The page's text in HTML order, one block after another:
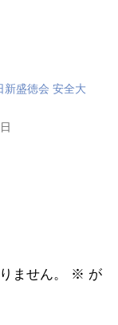
新盛徳会 安全大
ません。 ※ が